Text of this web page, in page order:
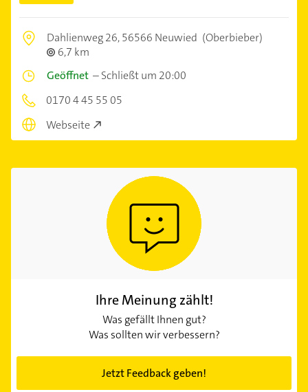
Dahlienweg 26,56566 Neuwied (Oberbieber)
6,7 km
Geöffnet –Schließt um 20:00
0170 4 45 55 05
Webseite
Ihre Meinung zählt!
Was gefällt Ihnen gut?
Was sollten wir verbessern?
Jetzt Feedback geben!